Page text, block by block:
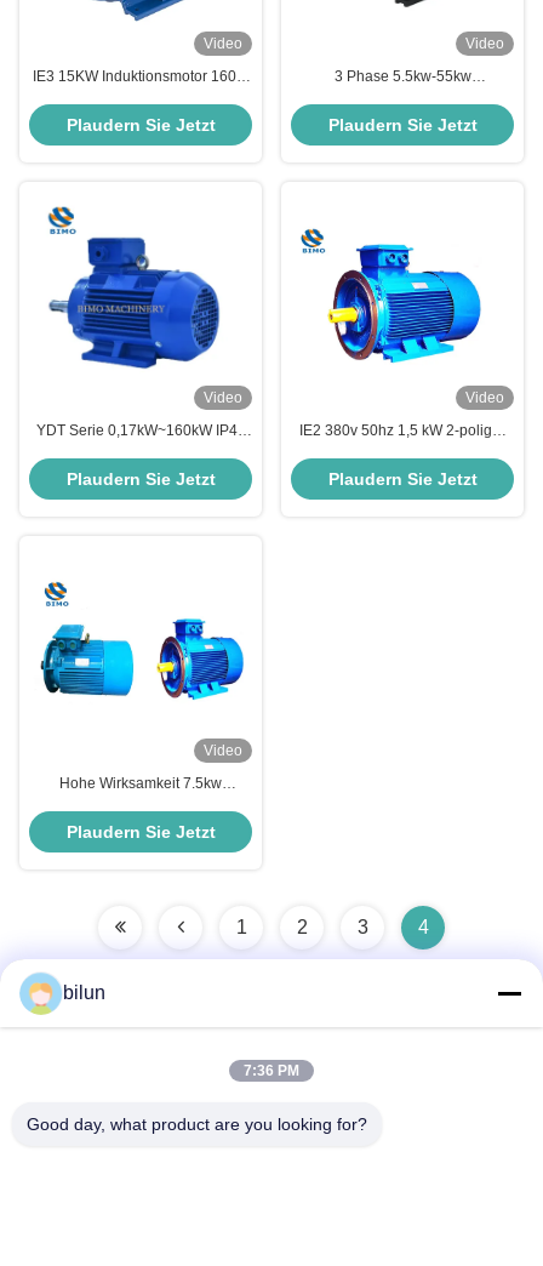
Video
IE3 15KW Induktionsmotor 160L-
Eichhörnchenkäfig
Wechselstrommotor
Plaudern Sie Jetzt
Video
3 Phase 5.5kw-55kw
Elektrischer Permanenter
Magnetmotor für Luftkompressor
Plaudern Sie Jetzt
Video
YDT Serie 0,17kW~160kW IP44
Elektromotor
Plaudern Sie Jetzt
Video
IE2 380v 50hz 1,5 kW 2-poliger
Wechselstrom-Induktionsmotor
Plaudern Sie Jetzt
Video
Hohe Wirksamkeit 7.5kw
Wechselstrommotor B3
Plaudern Sie Jetzt
1 2 3 4
Schnelle Kontaktaufnahme
Adresse
bilun
7:36 PM
Good day, what product are you looking for?